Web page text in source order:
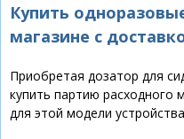
Купить
магазине с
Приобретая дозатор для
купить партию расходного
для этой модели